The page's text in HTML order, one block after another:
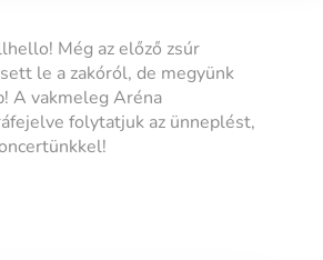
Még az előző zsúr
le a zakóról, de megyünk
A vakmeleg Aréna
folytatjuk az ünneplést,